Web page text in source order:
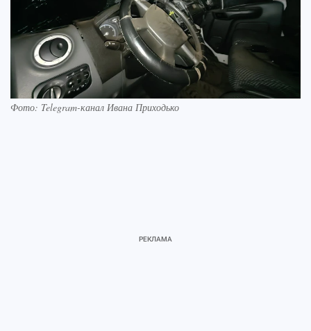
Фото: Telegram-канал Ивана Приходько